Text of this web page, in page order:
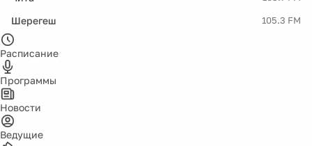
Шерегеш 105.3 FM
Расписание
Программы
Новости
Ведущие